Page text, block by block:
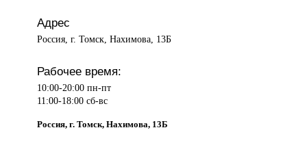
Адрес
Россия, г. Томск, Нахимова, 13Б
Рабочее время:
10:00-20:00 пн-пт
11:00-18:00 сб-вс
Россия, г. Томск, Нахимова, 13Б